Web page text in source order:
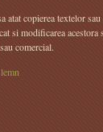
atat copierea textelor sau
si modificarea acestora
comercial.